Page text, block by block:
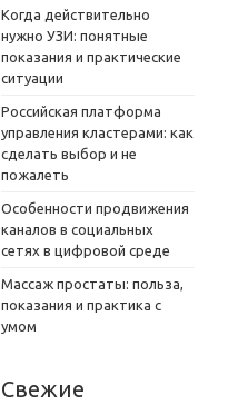
Когда действительно
нужно УЗИ: понятные
показания и практические
ситуации
Российская платформа
управления кластерами: как
сделать выбор и не
пожалеть
Особенности продвижения
каналов в социальных
сетях в цифровой среде
Массаж простаты: польза,
показания и практика с
умом
Свежие